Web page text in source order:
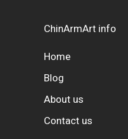
ChinArmArt info
Home
Blog
About us
Contact us